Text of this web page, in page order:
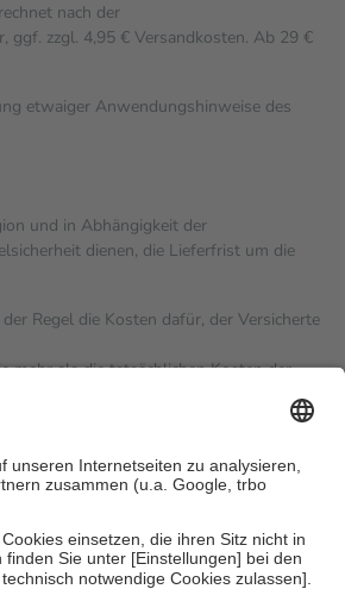
nach der
ggf. zzgl. 4,95 € Versandkosten. Ab 29 €
etwaiger Anwendungshinweise des
und in Abhängigkeit der
dienen, die Lieferfrist um die
Regel die Kosten dafür, der Versicherte
mehr als die tatsächlichen Kosten der